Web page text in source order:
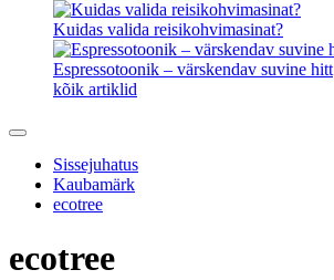
Kuidas valida reisikohvimasinat?
Espressotoonik – värskendav suvine hitt
kõik artiklid
Sissejuhatus
Kaubamärk
ecotree
ecotree